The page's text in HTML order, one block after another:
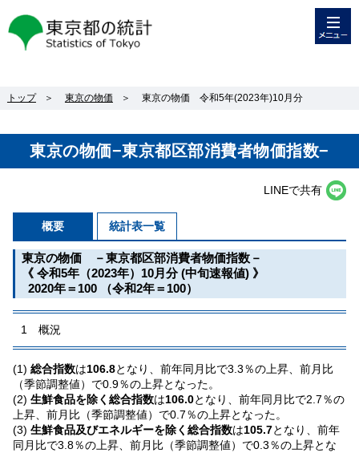
東京都の統計
トップ ＞ 東京の物価 ＞ 東京の物価 令和5年(2023年)10月分
東京の物価−東京都区部消費者物価指数−
LINEで共有
概要 統計表一覧
東京の物価 －東京都区部消費者物価指数－
《 令和5年（2023年）10月分 (中旬速報値) 》
2020年＝100 （令和2年＝100）
1 概況
(1) 総合指数は106.8となり、前年同月比で3.3％の上昇、前月比
（季節調整値）で0.9％の上昇となった。
(2) 生鮮食品を除く総合指数は106.0となり、前年同月比で2.7％の
上昇、前月比（季節調整値）で0.7％の上昇となった。
(3) 生鮮食品及びエネルギーを除く総合指数は105.7となり、前年
同月比で3.8％の上昇、前月比（季節調整値）で0.3％の上昇とな